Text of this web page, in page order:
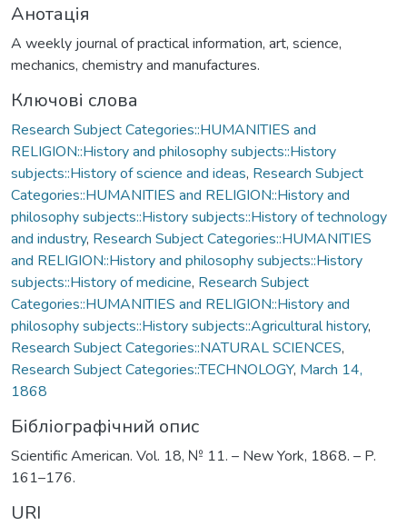
Анотація
A weekly journal of practical information, art, science,
mechanics, chemistry and manufactures.
Ключові слова
Research Subject Categories::HUMANITIES and
RELIGION::History and philosophy subjects::History
subjects::History of science and ideas, Research Subject
Categories::HUMANITIES and RELIGION::History and
philosophy subjects::History subjects::History of technology
and industry, Research Subject Categories::HUMANITIES
and RELIGION::History and philosophy subjects::History
subjects::History of medicine, Research Subject
Categories::HUMANITIES and RELIGION::History and
philosophy subjects::History subjects::Agricultural history,
Research Subject Categories::NATURAL SCIENCES,
Research Subject Categories::TECHNOLOGY, March 14,
1868
Бібліографічний опис
Scientific American. Vol. 18, № 11. – New York, 1868. – P.
161–176.
URI